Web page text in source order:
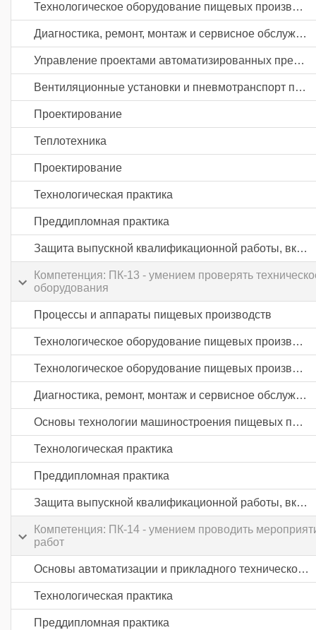
Технологическое оборудование пищевых производств
Диагностика, ремонт, монтаж и сервисное обслуживание технологического оборудования пищевых производств
Управление проектами автоматизированных предприятий пищевой промышленности
Вентиляционные установки и пневмотранспорт предприятий пищевой промышленности
Проектирование
Теплотехника
Проектирование
Технологическая практика
Преддипломная практика
Защита выпускной квалификационной работы, включая подготовку к процедуре защиты и процедуру защиты
Компетенция: ПК-13 - умением проверять
оборудования
Процессы и аппараты пищевых производств
Технологическое оборудование пищевых производств
Технологическое оборудование пищевых производств
Диагностика, ремонт, монтаж и сервисное обслуживание технологического оборудования пищевых производств
Основы технологии машиностроения пищевых производств
Технологическая практика
Преддипломная практика
Защита выпускной квалификационной работы, включая подготовку к процедуре защиты и процедуру защиты
Компетенция: ПК-14 - умением проводить
работ
Основы автоматизации и прикладного технического программного обеспечения предприятий пищевой промышленности
Технологическая практика
Преддипломная практика